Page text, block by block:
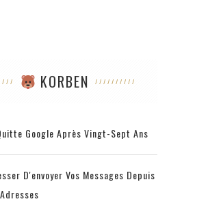
KORBEN
Google Après Vingt-Sept Ans
D'envoyer Vos Messages Depuis